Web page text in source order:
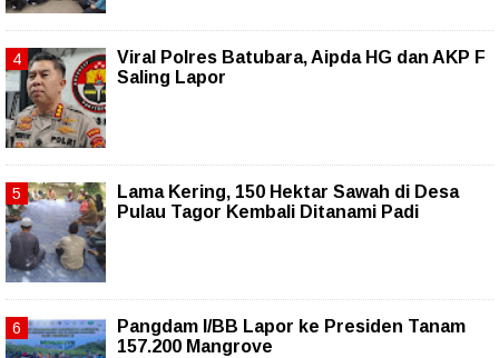
Viral Polres Batubara, Aipda HG dan AKP F
Saling Lapor
Lama Kering, 150 Hektar Sawah di Desa
Pulau Tagor Kembali Ditanami Padi
Pangdam I/BB Lapor ke Presiden Tanam
157.200 Mangrove